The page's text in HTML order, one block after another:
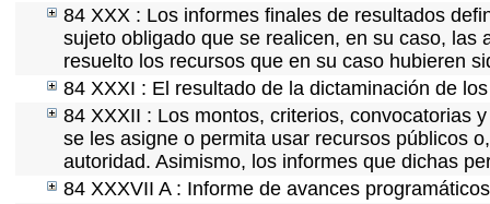
84 XXX : Los informes finales de resultados
sujeto obligado que se realicen, en su caso,
resuelto los recursos que en su caso hubieren
84 XXXI : El resultado de la dictaminación de
84 XXXII : Los montos, criterios, convocatorias
se les asigne o permita usar recursos públicos
autoridad. Asimismo, los informes que dichas
84 XXXVII A : Informe de avances